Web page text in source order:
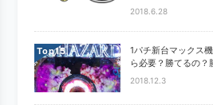
2018.6.28
Top
1パチ新台マックス
ら必要？勝てるの？
2018.12.3